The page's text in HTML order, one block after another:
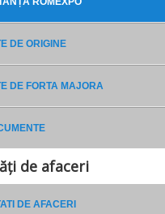
DE ORIGINE
DE FORTA MAJORA
de afaceri
DE AFACERI